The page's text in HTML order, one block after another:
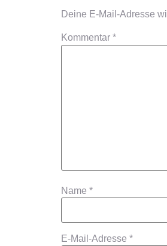
Deine E-Mail-Adresse
Kommentar *
Name *
E-Mail-Adresse *